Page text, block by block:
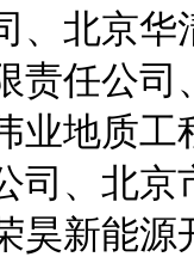
、北京
责任公
业地质
司、北
昊新能